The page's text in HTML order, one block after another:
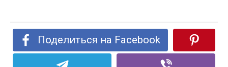
Поделиться на Facebook